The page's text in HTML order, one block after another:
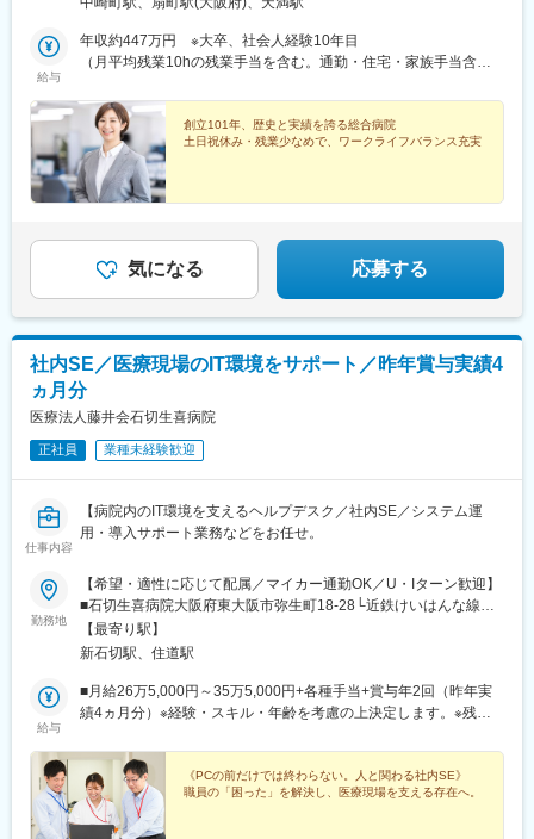
給与
年収約447万円 ※大卒、社会人経験10年目
（月平均残業10hの残業手当を含む。通勤・住宅・家族手当含ま
創立101年、歴史と実績を誇る総合病院
土日祝休み・残業少なめで、ワークライフバランス充実
気になる 応募する
社内SE／医療現場のIT環境をサポート／昨年賞与実績4
ヵ月分
医療法人藤井会石切生喜病院
正社員 業種未経験歓迎
仕事内容
【病院内のIT環境を支えるヘルプデスク／社内SE／システム運
用・導入サポート業務などをお任せ。
勤務地
【希望・適性に応じて配属／マイカー通勤OK／U・Iターン歓迎】
■石切生喜病院大阪府東大阪市弥生町18-28└近鉄けいはんな線
「新石切駅」から徒歩8分└近鉄奈良線「東花園駅」から送迎バス
5分■大東中央病院大阪府大東市大野2-1-11└JR学研都市線「住道
バスが運行しています。◎車・バイク・自転車通勤OK（駐車場あ
り／規定による）※規定による交通費を支給します。※駐車場完備
勤ほぼなし（大阪・奈良のみで人事異動の可能性あり）
【最寄り駅】
新石切駅、住道駅
給与
■月給26万5,000円～35万5,000円+各種手当+賞与年2回（昨年実
績4ヵ月分）※経験・スキル・年齢を考慮の上決定します。※残業
《PCの前だけでは終わらない。人と関わる社内SE》
職員の「困った」を解決し、医療現場を支える存在へ。